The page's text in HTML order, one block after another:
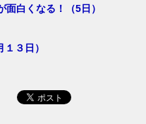
白くなる！（5日）
３日）